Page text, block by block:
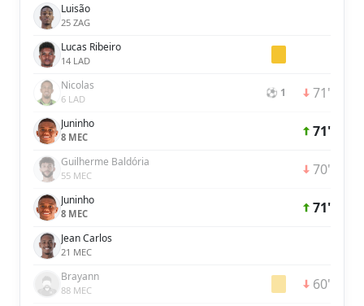
Luisão
25 ZAG
Lucas Ribeiro
14 LAD
Nicolas
6 LAD ⚽ 1 71'
Juninho
8 MEC 71'
Guilherme Baldória
55 MEC 70'
Juninho
8 MEC 71'
Jean Carlos
21 MEC
Brayann
88 MEC 60'